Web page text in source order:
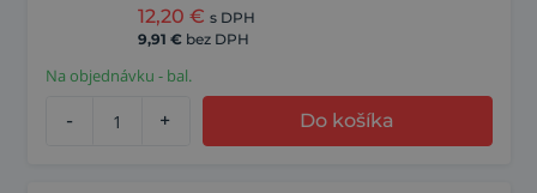
12,20 € s DPH
9,91 € bez DPH
Na objednávku - bal.
- + Do košíka